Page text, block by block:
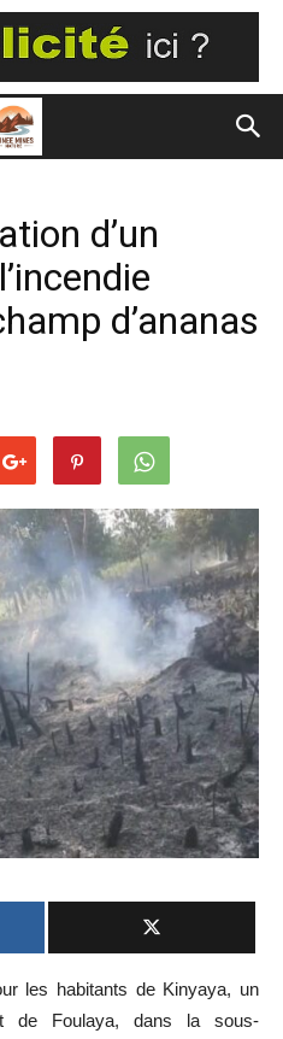
d’un
d’ananas
les habitants de Kinyaya, un
de Foulaya, dans la sous-